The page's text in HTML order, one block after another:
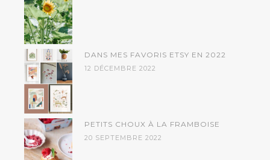
DANS MES FAVORIS ETSY EN 2022
12 DÉCEMBRE 2022
PETITS CHOUX À LA FRAMBOISE
20 SEPTEMBRE 2022